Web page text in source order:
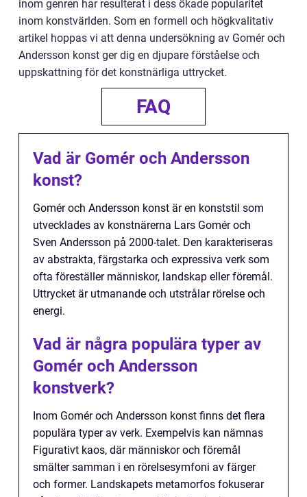
inom genren har resulterat i dess ökade popularitet
inom konstvärlden. Som en formell och högkvalitativ
artikel hoppas vi att denna undersökning av Gomér och
Andersson konst ger dig en djupare förståelse och
uppskattning för det konstnärliga uttrycket.
FAQ
Vad är Gomér och Andersson
konst?
Gomér och Andersson konst är en konststil som
utvecklades av konstnärerna Lars Gomér och
Sven Andersson på 2000-talet. Den karakteriseras
av abstrakta, färgstarka och expressiva verk som
ofta föreställer människor, landskap eller föremål.
Uttrycket är utmanande och utstrålar rörelse och
energi.
Vad är några populära typer av
Gomér och Andersson
konstverk?
Inom Gomér och Andersson konst finns det flera
populära typer av verk. Exempelvis kan nämnas
Figurativt kaos, där människor och föremål
smälter samman i en rörelsesymfoni av färger
och former. Landskapets metamorfos fokuserar